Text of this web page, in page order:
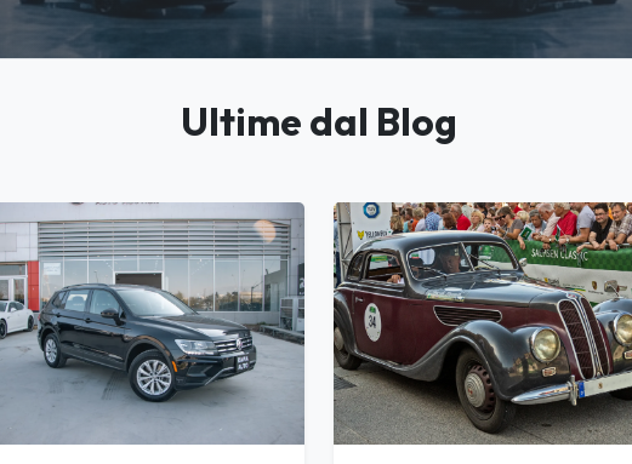
Ultime dal Blog